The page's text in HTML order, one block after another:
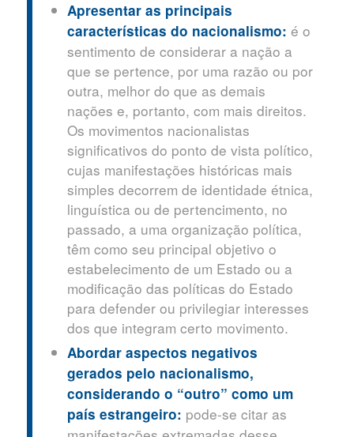
Apresentar as principais
características do nacionalismo: é o
sentimento de considerar a nação a
que se pertence, por uma razão ou por
outra, melhor do que as demais
nações e, portanto, com mais direitos.
Os movimentos nacionalistas
significativos do ponto de vista político,
cujas manifestações históricas mais
simples decorrem de identidade étnica,
linguística ou de pertencimento, no
passado, a uma organização política,
têm como seu principal objetivo o
estabelecimento de um Estado ou a
modificação das políticas do Estado
para defender ou privilegiar interesses
dos que integram certo movimento.
Abordar aspectos negativos
gerados pelo nacionalismo,
considerando o “outro” como um
país estrangeiro: pode-se citar as